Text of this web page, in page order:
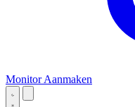
Monitor Aanmaken